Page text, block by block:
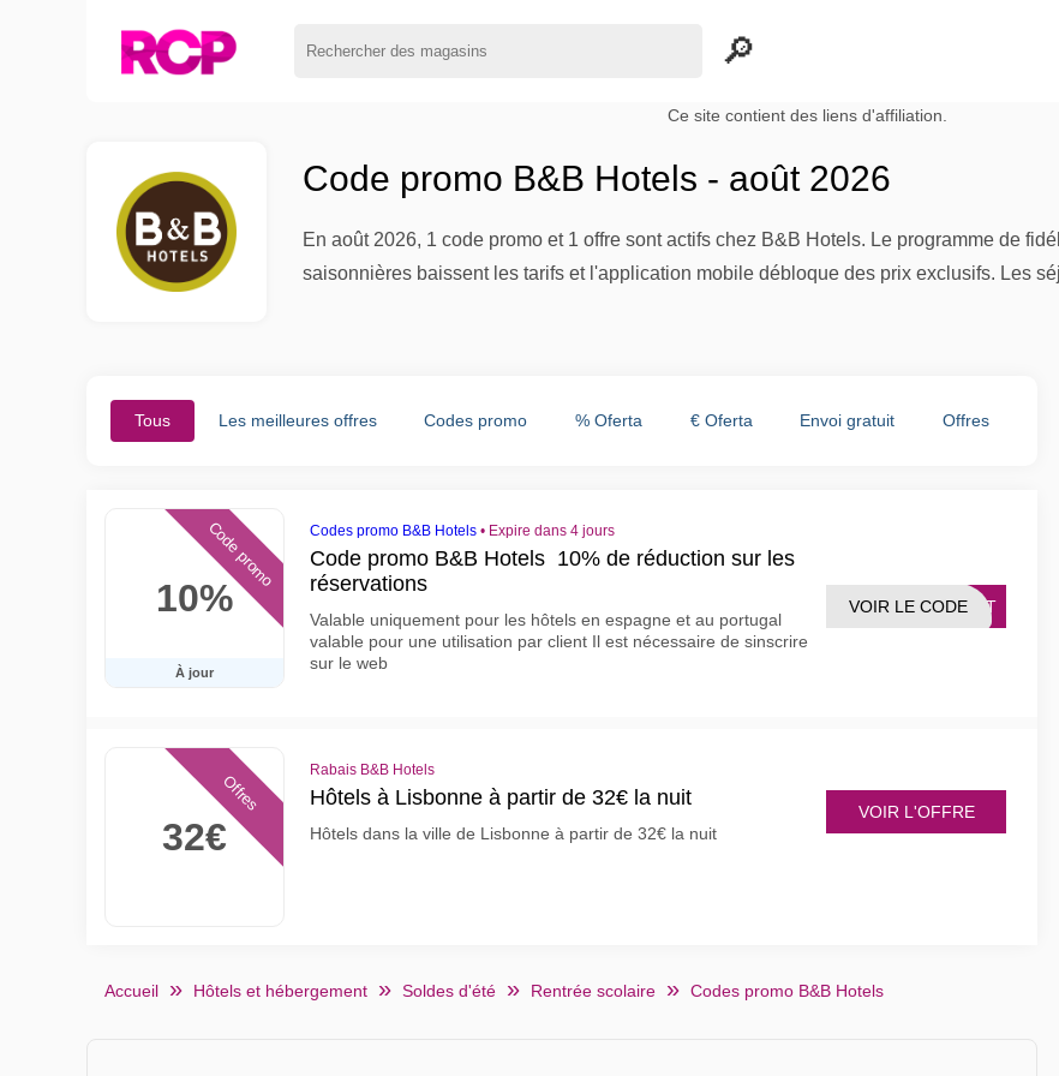
Ce site contient des liens d'affiliation.
Code promo B&B Hotels - août 2026
En août 2026, 1 code promo et 1 offre sont actifs chez B&B Hotels. Le programme de
saisonnières baissent les tarifs et l'application mobile débloque des prix exclusifs. Les
Tous Les meilleures offres Codes promo % Oferta € Oferta Envoi gratuit Offres
10%
À jour
Code promo Codes promo B&B Hotels • Expire dans 4 jours
Code promo B&B Hotels 10% de réduction sur les
réservations
Valable uniquement pour les hôtels en espagne et au portugal
valable pour une utilisation par client Il est nécessaire de sinscrire
sur le web
LSPT
VOIR LE CODE
32€
Offres
Rabais B&B Hotels
Hôtels à Lisbonne à partir de 32€ la nuit
Hôtels dans la ville de Lisbonne à partir de 32€ la nuit
VOIR L'OFFRE
Accueil Hôtels et hébergement Soldes d'été Rentrée scolaire Codes promo B&B Hotels